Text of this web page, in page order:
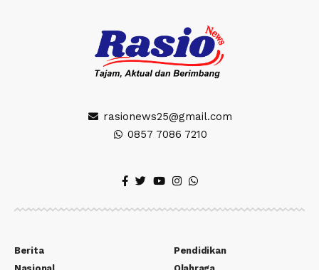
rasionews25@gmail.com
0857 7086 7210
Berita
Pendidikan